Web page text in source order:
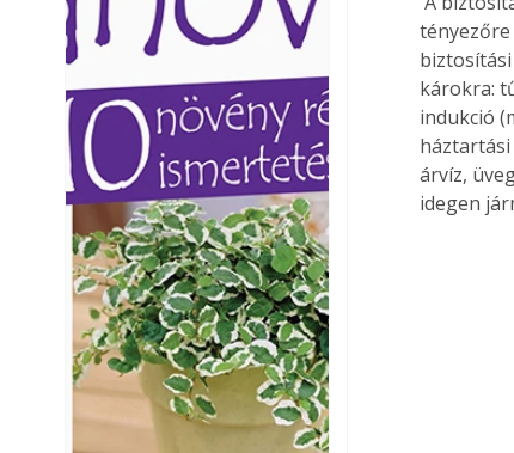
károkra:
indukció
háztartási
árvíz,
idegen